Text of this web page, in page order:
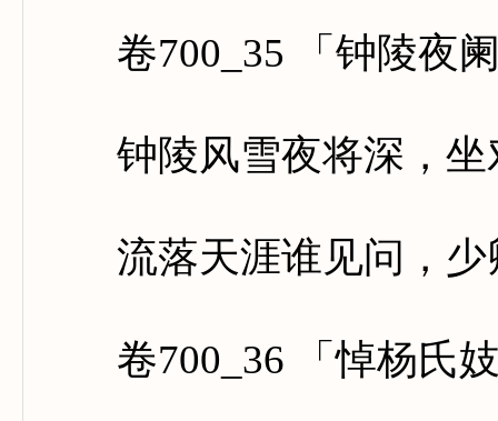
卷700_35 「钟陵夜
钟陵风雪夜将深，坐
流落天涯谁见问，少
卷700_36 「悼杨氏妓